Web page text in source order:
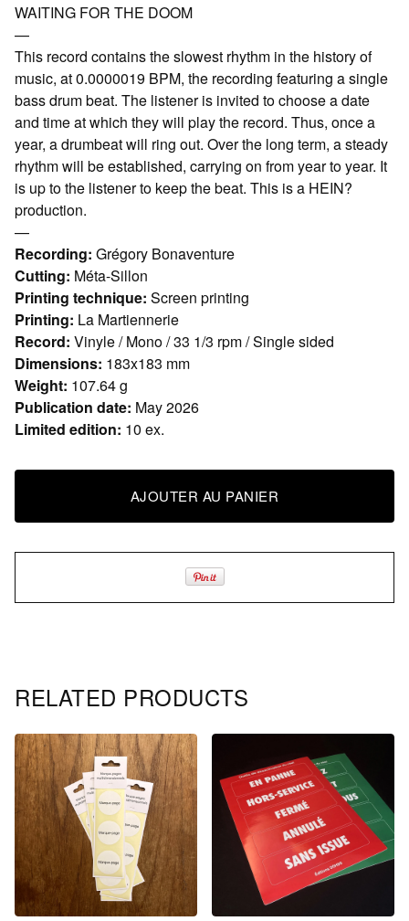
WAITING FOR THE DOOM
—
This record contains the slowest rhythm in the history of
music, at 0.0000019 BPM, the recording featuring a single
bass drum beat. The listener is invited to choose a date
and time at which they will play the record. Thus, once a
year, a drumbeat will ring out. Over the long term, a steady
rhythm will be established, carrying on from year to year. It
is up to the listener to keep the beat. This is a HEIN?
production.
—
Recording: Grégory Bonaventure
Cutting: Méta-Sillon
Printing technique: Screen printing
Printing: La Martiennerie
Record: Vinyle / Mono / 33 1/3 rpm / Single sided
Dimensions: 183x183 mm
Weight: 107.64 g
Publication date: May 2026
Limited edition: 10 ex.
AJOUTER AU PANIER
RELATED PRODUCTS